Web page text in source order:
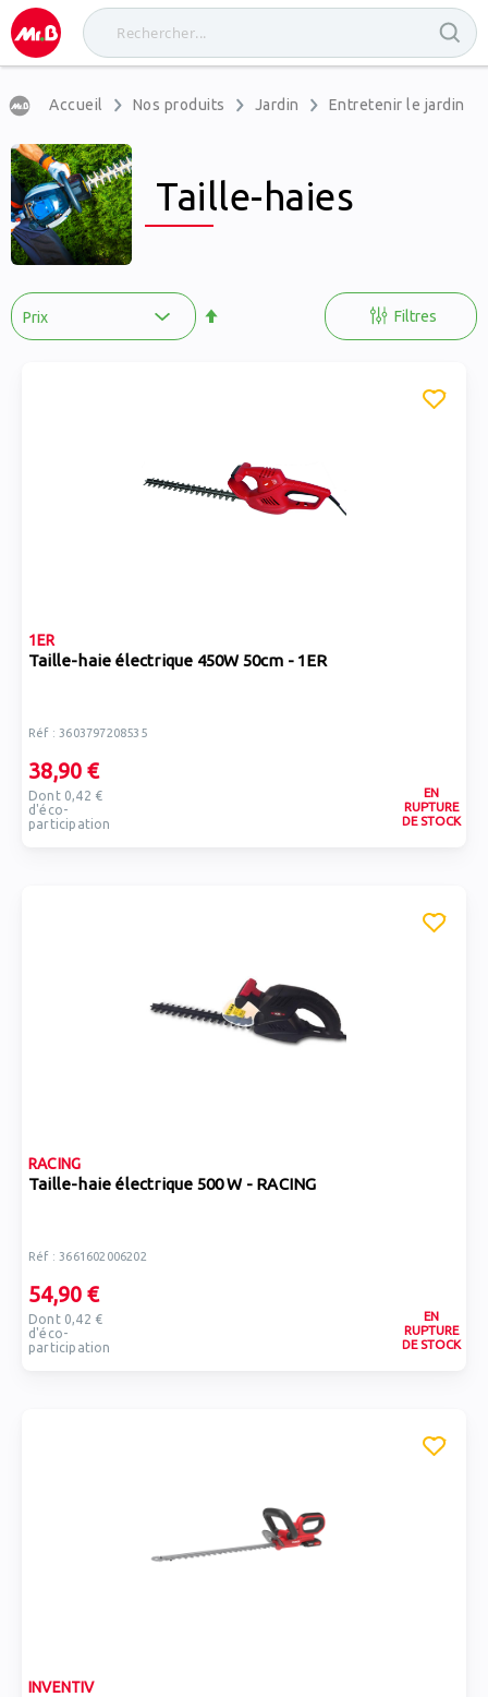
Accueil Nos produits Jardin Entretenir le jardin
Taille-haies
Filtres
1ER
Taille-haie électrique 450W 50cm - 1ER
Réf : 3603797208535
38,90 €
Dont 0,42 €
d'éco-
participation
EN
RUPTURE
DE STOCK
RACING
Taille-haie électrique 500 W - RACING
Réf : 3661602006202
54,90 €
Dont 0,42 €
d'éco-
participation
EN
RUPTURE
DE STOCK
INVENTIV